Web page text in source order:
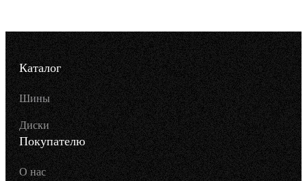
Каталог
Шины
Диски
Покупателю
О нас